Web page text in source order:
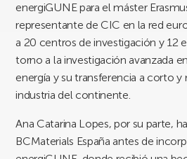
energiGUNE para el máster
representante de CIC en la red
a 20 centros de investigación y 12
torno a la investigación avanzada
energía y su transferencia a corto y
industria del continente.
Ana Catarina Lopes, por su parte,
BCMaterials España antes de